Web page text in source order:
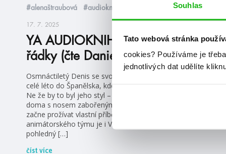
Souhlas
Tato webová stránka
cookies? Používáme je
jednotlivých dat udělíte
#alenaštraubová #audioknihy
17. 7. 2025
YA AUDIOKNIHY Léto mezi
řádky (čte Daniel Krejčík)
Osmnáctiletý Denis se svou přítelkyní Vendy odjíždí na
celé léto do Španělska, kde má působit jako animátor.
Ne že by to byl jeho styl – nejraději by prázdniny strávil
doma s nosem zabořeným do knihy. Místo toho však
začne prožívat vlastní příběh jako z románu. Členem
animátorského týmu je i Vincent, chytrý, sebevědomý a
pohledný […]
číst více